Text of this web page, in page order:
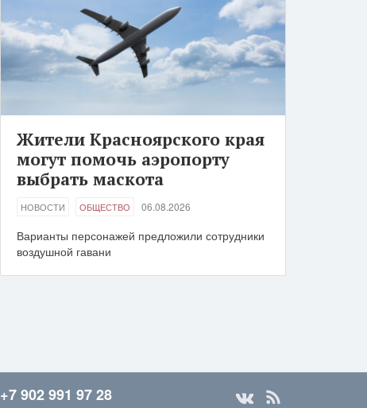
Жители Красноярского края
могут помочь аэропорту
выбрать маскота
НОВОСТИ ОБЩЕСТВО 06.08.2026
Варианты персонажей предложили сотрудники
воздушной гавани
+7 902 991 97 28